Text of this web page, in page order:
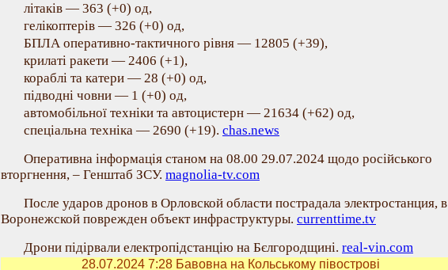
літаків — 363 (+0) од,
гелікоптерів — 326 (+0) од,
БПЛА оперативно-тактичного рівня — 12805 (+39),
крилаті ракети — 2406 (+1),
кораблі та катери — 28 (+0) од,
підводні човни — 1 (+0) од,
автомобільної техніки та автоцистерн — 21634 (+62) од,
спеціальна техніка — 2690 (+19). chas.news
Оперативна інформація станом на 08.00 29.07.2024 щодо російського
вторгнення, – Генштаб ЗСУ. magnolia-tv.com
После ударов дронов в Орловской области пострадала электростанция, в
Воронежской поврежден объект инфраструктуры. currenttime.tv
Дрони підірвали електропідстанцію на Бєлгородщині. real-vin.com
28.07.2024 7:28Бавовна на Кольському півострові